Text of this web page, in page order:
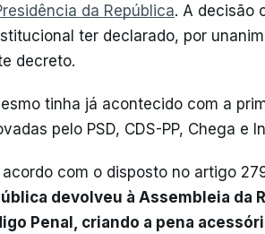
da República. A decisão
ter declarado, por
decreto.
tinha já acontecido com a
pelo PSD, CDS-PP, Chega e
acordo com o disposto no artigo
devolveu à Assembleia da
Penal, criando a pena